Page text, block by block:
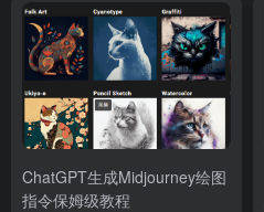
ChatGPT生成Midjourney绘图
指令保姆级教程